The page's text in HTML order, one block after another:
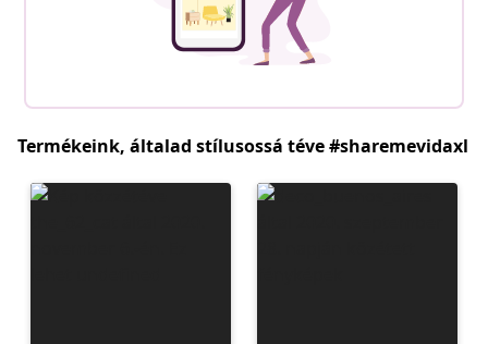
Termékeink, általad stílusossá téve #sharemevidaxl